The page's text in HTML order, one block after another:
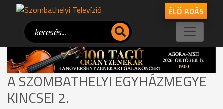
ÉLŐ ADÁS
A SZOMBATHELYI EGYHÁZMEGYE
KINCSEI 2.